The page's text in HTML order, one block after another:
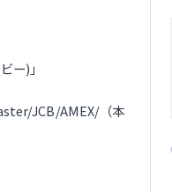
ー)」
JCB/AMEX/（本